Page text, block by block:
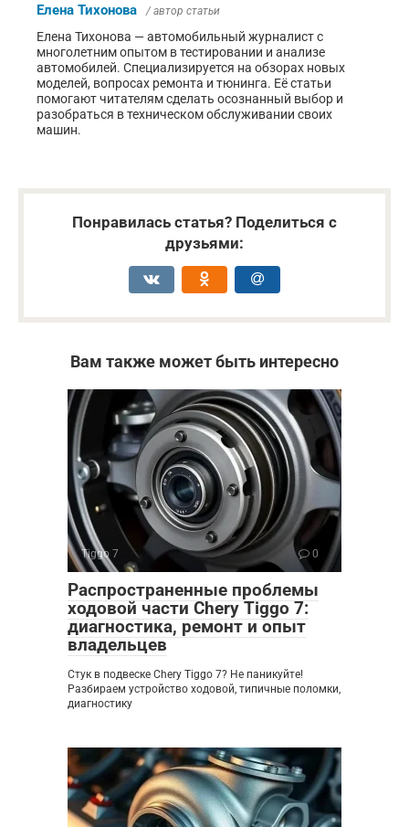
Елена Тихонова / автор статьи
Елена Тихонова — автомобильный журналист с
многолетним опытом в тестировании и анализе
автомобилей. Специализируется на обзорах новых
моделей, вопросах ремонта и тюнинга. Её статьи
помогают читателям сделать осознанный выбор и
разобраться в техническом обслуживании своих
машин.
Понравилась статья? Поделиться с
друзьями:
Вам также может быть интересно
Tiggo 7 0
Распространенные проблемы
ходовой части Chery Tiggo 7:
диагностика, ремонт и опыт
владельцев
Стук в подвеске Chery Tiggo 7? Не паникуйте!
Разбираем устройство ходовой, типичные поломки,
диагностику